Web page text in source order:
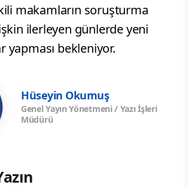
makamların soruşturma
ilerleyen günlerde yeni
yapması bekleniyor.
Hüseyin Okumuş
Genel Yayın Yönetmeni / Yazı İşleri
Müdürü